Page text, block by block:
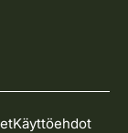
Käyttöehdot